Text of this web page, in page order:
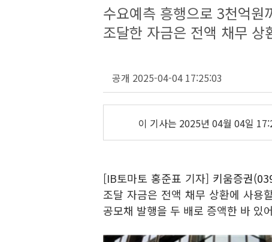
수요예측 흥행으로 3천억원
조달한 자금은 전액 채무 상
공개 2025-04-04 17:25:03
이 기사는 2025년 04월 04일
[IB토마토 홍준표 기자] 키움증권
조달 자금은 전액 채무 상환에 사용
공모채 발행을 두 배로 증액한 바 있